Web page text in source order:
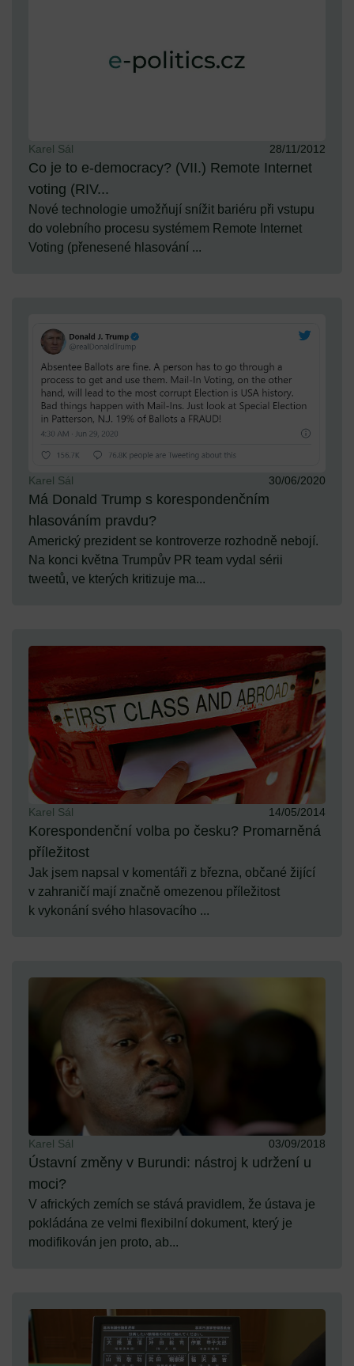
Karel Sál 28/11/2012
Co je to e-democracy? (VII.) Remote Internet
voting (RIV...
Nové technologie umožňují snížit bariéru při vstupu
do volebního procesu systémem Remote Internet
Voting (přenesené hlasování ...
Karel Sál 30/06/2020
Má Donald Trump s korespondenčním
hlasováním pravdu?
Americký prezident se kontroverze rozhodně nebojí.
Na konci května Trumpův PR team vydal sérii
tweetů, ve kterých kritizuje ma...
Karel Sál 14/05/2014
Korespondenční volba po česku? Promarněná
příležitost
Jak jsem napsal v komentáři z března, občané žijící
v zahraničí mají značně omezenou příležitost
k vykonání svého hlasovacího ...
Karel Sál 03/09/2018
Ústavní změny v Burundi: nástroj k udržení u
moci?
V afrických zemích se stává pravidlem, že ústava je
pokládána ze velmi flexibilní dokument, který je
modifikován jen proto, ab...